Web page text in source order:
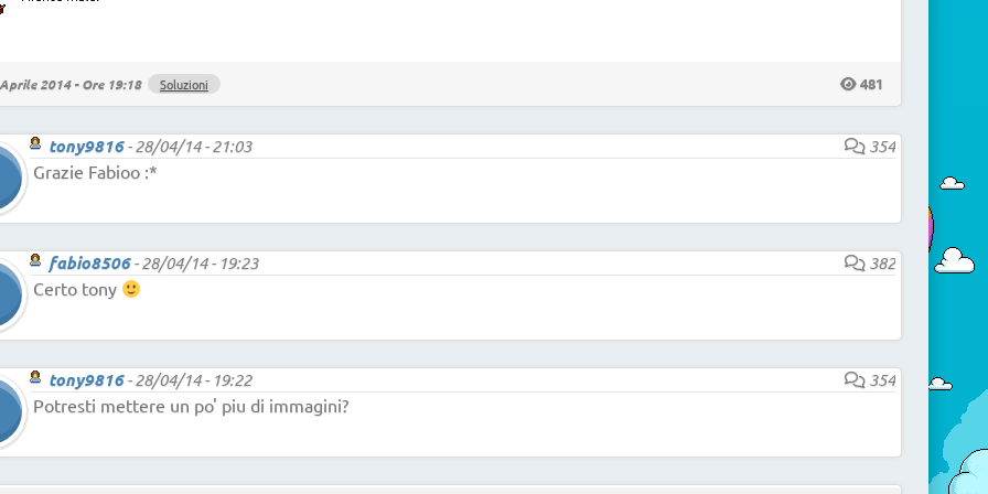
2014 - Ore 19:18 Soluzioni 481
tony9816-28/04/14 - 21:03
354
Grazie Fabioo :*
fabio8506-28/04/14 - 19:23
382
Certo tony
tony9816-28/04/14 - 19:22
354
Potresti mettere un po' piu di immagini?